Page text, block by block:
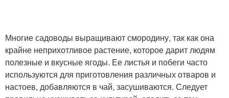
Многие садоводы выращивают смородину, так как она
крайне неприхотливое растение, которое дарит людям
полезные и вкусные ягоды. Ее листья и побеги часто
используются для приготовления различных отваров и
настоев, добавляются в чай, засушиваются. Следует